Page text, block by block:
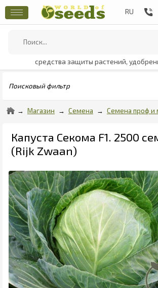
средства защиты растений,
Поисковый фильтр
Магазин Семена Семена проф и
Капуста Секома F1. 2500
(Rijk Zwaan)